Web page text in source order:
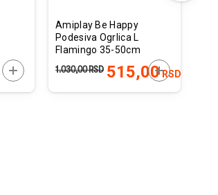
DODAJTE U KORPU
Amiplay Be Happy
Podesiva Ogrlica L
Flamingo 35-50cm
515,00RSD
1.030,00RSD DODAJTE U